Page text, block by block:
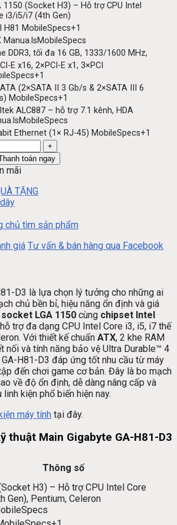
1150 (Socket H3) – Hỗ trợ CPU Intel
i3/i5/i7 (4th Gen)
H81 MobileSpecs+1
Manua.lsMobileSpecs
DDR3, tối đa 16 GB, 1333/1600 MHz,
E x16, 2×PCI-E x1, 3×PCI
+1
(2×SATA II 3 Gb/s & 2×SATA III 6
MobileSpecs+1
ALC887 – hỗ trợ 7.1 kênh, HDA
MobileSpecs
Ethernet (1× RJ-45) MobileSpecs+1
toán ngay
mãi
TẶNG
chủ tìm sản phẩm
giá Tư vấn & bán hàng qua Facebook
D3 là lựa chọn lý tưởng cho những ai
chủ bền bỉ, hiệu năng ổn định và giá
socket LGA 1150 cùng chipset Intel
trợ đa dạng CPU Intel Core i3, i5, i7 thế
Với thiết kế chuẩn ATX, 2 khe RAM
nối và tính năng bảo vệ Ultra Durable™ 4
H81-D3 đáp ứng tốt nhu cầu từ máy
đến chơi game cơ bản. Đây là bo mạch
về độ ổn định, dễ dàng nâng cấp và
kiện phổ biến hiện nay.
máy tính tại đây.
thuật Main Gigabyte GA-H81-D3
Thông số
H3) – Hỗ trợ CPU Intel Core
Gen), Pentium, Celeron